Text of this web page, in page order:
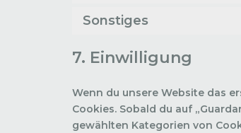
Sonstiges
7. Einwilligung
Wenn du unsere Website das
Cookies. Sobald du auf
gewählten Kategorien von